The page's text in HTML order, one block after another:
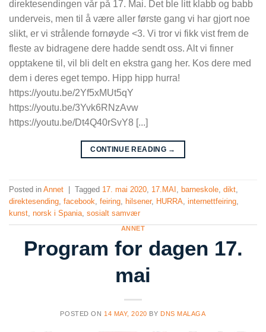
direktesendingen vår på 17. Mai. Det ble litt klabb og babb
underveis, men til å være aller første gang vi har gjort noe
slikt, er vi strålende fornøyde <3. Vi tror vi fikk vist frem de
fleste av bidragene dere hadde sendt oss. Alt vi finner
opptakene til, vil bli delt en ekstra gang her. Kos dere med
dem i deres eget tempo. Hipp hipp hurra!
https://youtu.be/2Yf5xMUt5qY
https://youtu.be/3Yvk6RNzAvw
https://youtu.be/Dt4Q40rSvY8 [...]
CONTINUE READING →
Posted in Annet Tagged 17. mai 2020, 17.MAI , barneskole, dikt,
direktesending, facebook, feiring, hilsener, HURRA, internettfeiring,
kunst, norsk i Spania, sosialt samvær
ANNET
Program for dagen 17.
mai
POSTED ON 14 MAY, 2020 BY DNS MALAGA